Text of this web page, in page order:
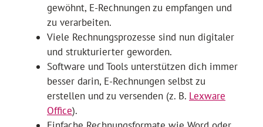
gewöhnt, E-Rechnungen zu empfangen und
zu verarbeiten.
Viele Rechnungsprozesse sind nun digitaler
und strukturierter geworden.
Software und Tools unterstützen dich immer
besser darin, E-Rechnungen selbst zu
erstellen und zu versenden (z. B. Lexware
Office).